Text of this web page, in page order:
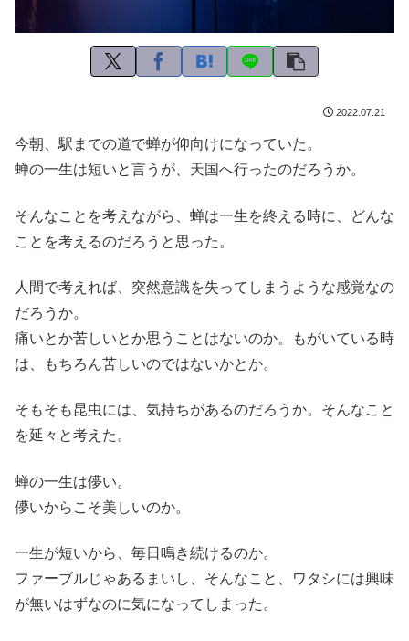
2022.07.21
今朝、駅までの道で蝉が仰向けになっていた。
蝉の一生は短いと言うが、天国へ行ったのだろうか。
そんなことを考えながら、蝉は一生を終える時に、どんな
ことを考えるのだろうと思った。
人間で考えれば、突然意識を失ってしまうような感覚なの
だろうか。
痛いとか苦しいとか思うことはないのか。もがいている時
は、もちろん苦しいのではないかとか。
そもそも昆虫には、気持ちがあるのだろうか。そんなこと
を延々と考えた。
蝉の一生は儚い。
儚いからこそ美しいのか。
一生が短いから、毎日鳴き続けるのか。
ファーブルじゃあるまいし、そんなこと、ワタシには興味
が無いはずなのに気になってしまった。